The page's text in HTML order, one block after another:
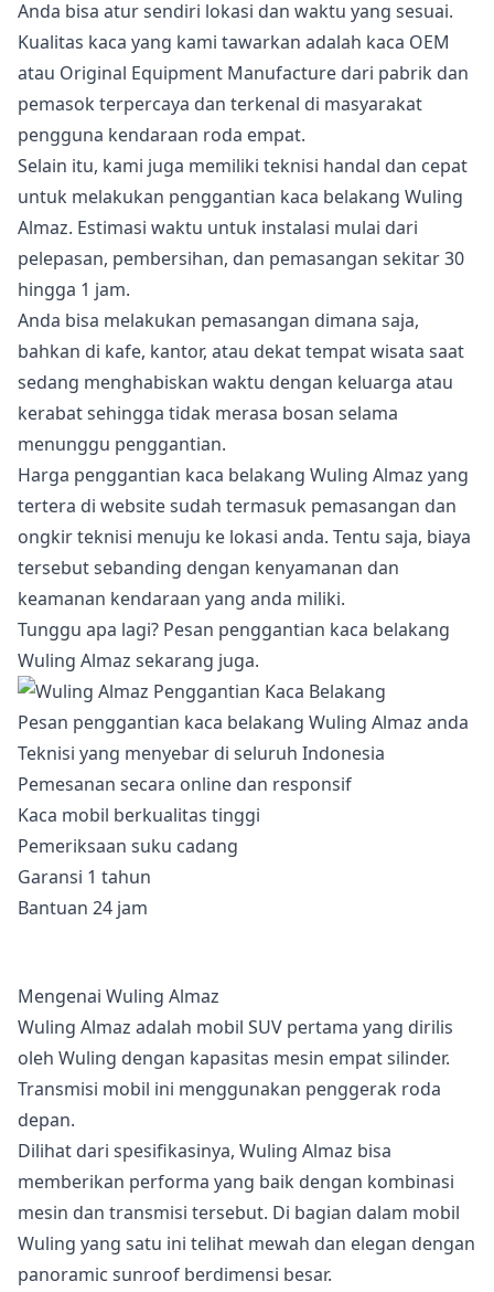
Anda bisa atur sendiri lokasi dan waktu yang sesuai.
Kualitas kaca yang kami tawarkan adalah kaca OEM
atau Original Equipment Manufacture dari pabrik dan
pemasok terpercaya dan terkenal di masyarakat
pengguna kendaraan roda empat.
Selain itu, kami juga memiliki teknisi handal dan cepat
untuk melakukan penggantian kaca belakang Wuling
Almaz. Estimasi waktu untuk instalasi mulai dari
pelepasan, pembersihan, dan pemasangan sekitar 30
hingga 1 jam.
Anda bisa melakukan pemasangan dimana saja,
bahkan di kafe, kantor, atau dekat tempat wisata saat
sedang menghabiskan waktu dengan keluarga atau
kerabat sehingga tidak merasa bosan selama
menunggu penggantian.
Harga penggantian kaca belakang Wuling Almaz yang
tertera di website sudah termasuk pemasangan dan
ongkir teknisi menuju ke lokasi anda. Tentu saja, biaya
tersebut sebanding dengan kenyamanan dan
keamanan kendaraan yang anda miliki.
Tunggu apa lagi? Pesan penggantian kaca belakang
Wuling Almaz sekarang juga.
Pesan penggantian kaca belakang Wuling Almaz anda
Teknisi yang menyebar di seluruh Indonesia
Pemesanan secara online dan responsif
Kaca mobil berkualitas tinggi
Pemeriksaan suku cadang
Garansi 1 tahun
Bantuan 24 jam
Mengenai Wuling Almaz
Wuling Almaz adalah mobil SUV pertama yang dirilis
oleh Wuling dengan kapasitas mesin empat silinder.
Transmisi mobil ini menggunakan penggerak roda
depan.
Dilihat dari spesifikasinya, Wuling Almaz bisa
memberikan performa yang baik dengan kombinasi
mesin dan transmisi tersebut. Di bagian dalam mobil
Wuling yang satu ini telihat mewah dan elegan dengan
panoramic sunroof berdimensi besar.